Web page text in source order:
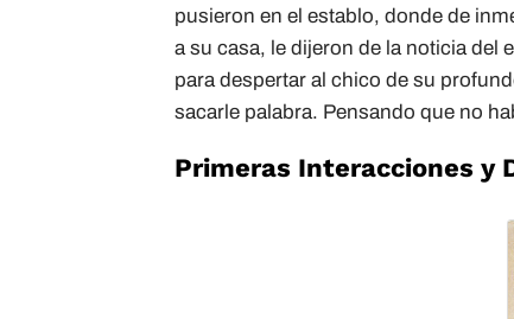
pusieron en el establo, donde de
a su casa, le dijeron de la noticia del
para despertar al chico de su
sacarle palabra. Pensando que no
Primeras Interacciones y